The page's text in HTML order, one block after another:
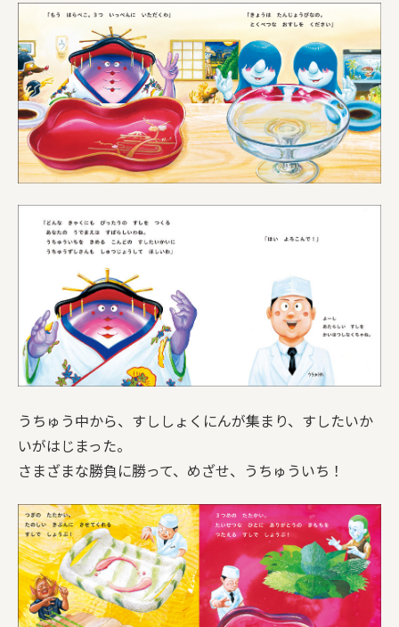
うちゅう中から、すししょくにんが集まり、すしたいか
いがはじまった。
さまざまな勝負に勝って、めざせ、うちゅういち！